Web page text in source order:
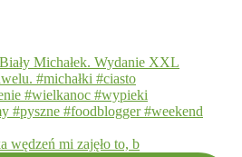
wędzeń mi zajęło to, b